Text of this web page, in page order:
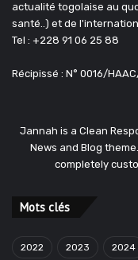
actualité togolaise au
santé..) et de
Tel : +228 91 06 25 88
Récipissé : N° 0016/
Jannah is a Clean
News and Blog
completely
Mots clés
2022 2023 2024